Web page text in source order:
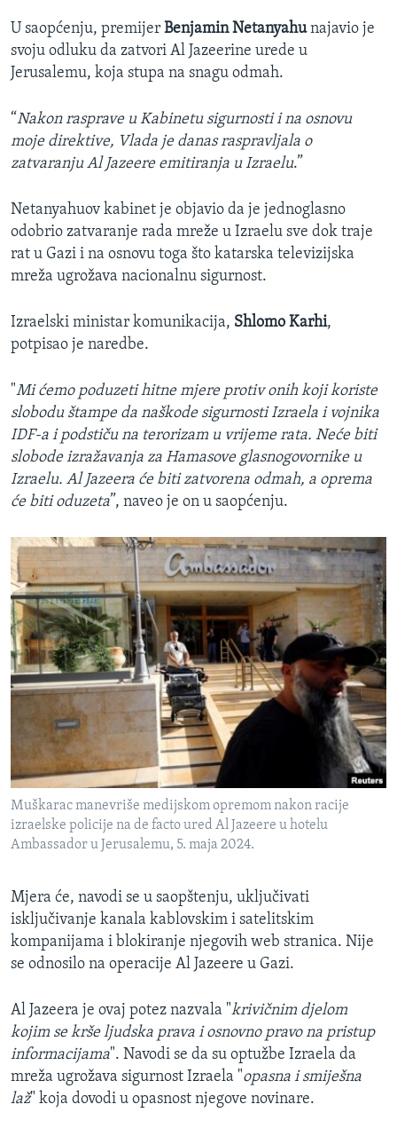
U saopćenju, premijer Benjamin Netanyahunajavio je
svoju odluku da zatvori Al Jazeerine urede u
Jerusalemu, koja stupa na snagu odmah.
“Nakon rasprave u Kabinetu sigurnosti i na osnovu
moje direktive, Vlada je danas raspravljala o
zatvaranju Al Jazeere emitiranja u Izraelu.”
Netanyahuov kabinet je objavio da je jednoglasno
odobrio zatvaranje rada mreže u Izraelu sve dok traje
rat u Gazi i na osnovu toga što katarska televizijska
mreža ugrožava nacionalnu sigurnost.
Izraelski ministar komunikacija, Shlomo Karhi,
potpisao je naredbe.
"Mi ćemo poduzeti hitne mjere protiv onih koji koriste
slobodu štampe da naškode sigurnosti Izraela i vojnika
IDF-a i podstiču na terorizam u vrijeme rata. Neće biti
slobode izražavanja za Hamasove glasnogovornike u
Izraelu. Al Jazeera će biti zatvorena odmah, a oprema
će biti oduzeta”, naveo je on u saopćenju.
Muškarac manevriše medijskom opremom nakon racije
izraelske policije na de facto ured Al Jazeere u hotelu
Ambassador u Jerusalemu, 5. maja 2024.
Mjera će, navodi se u saopštenju, uključivati
isključivanje kanala kablovskim i satelitskim
kompanijama i blokiranje njegovih web stranica. Nije
se odnosilo na operacije Al Jazeere u Gazi.
Al Jazeera je ovaj potez nazvala "krivičnim djelom
kojim se krše ljudska prava i osnovno pravo na pristup
informacijama". Navodi se da su optužbe Izraela da
mreža ugrožava sigurnost Izraela "opasna i smiješna
laž" koja dovodi u opasnost njegove novinare.